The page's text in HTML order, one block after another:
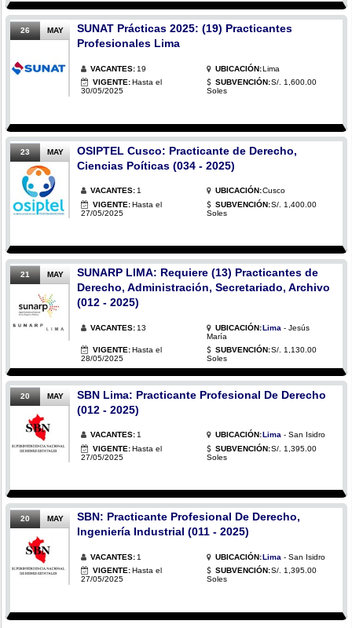
26 MAY
SUNAT Prácticas 2025: (19) Practicantes
Profesionales Lima
VACANTES: 19 UBICACIÓN:Lima
VIGENTE:Hasta el
30/05/2025
SUBVENCIÓN:S/. 1,600.00
Soles
23 MAY
OSIPTEL Cusco: Practicante de Derecho,
Ciencias Poíticas (034 - 2025)
VACANTES: 1 UBICACIÓN:Cusco
VIGENTE:Hasta el
27/05/2025
SUBVENCIÓN:S/. 1,400.00
Soles
21 MAY
SUNARP LIMA: Requiere (13) Practicantes de
Derecho, Administración, Secretariado, Archivo
(012 - 2025)
VACANTES: 13 UBICACIÓN:Lima - Jesús
María
VIGENTE:Hasta el
28/05/2025
SUBVENCIÓN:S/. 1,130.00
Soles
20 MAY
SBN Lima: Practicante Profesional De Derecho
(012 - 2025)
VACANTES: 1 UBICACIÓN:Lima - San Isidro
VIGENTE:Hasta el
27/05/2025
SUBVENCIÓN:S/. 1,395.00
Soles
20 MAY
SBN: Practicante Profesional De Derecho,
Ingeniería Industrial (011 - 2025)
VACANTES: 1 UBICACIÓN:Lima - San Isidro
VIGENTE:Hasta el
27/05/2025
SUBVENCIÓN:S/. 1,395.00
Soles